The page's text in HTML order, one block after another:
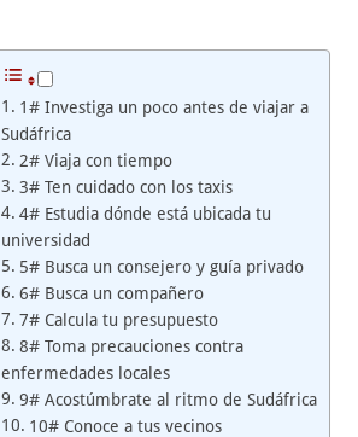
1# Investiga un poco antes de viajar a
Sudáfrica
2# Viaja con tiempo
3# Ten cuidado con los taxis
4# Estudia dónde está ubicada tu
universidad
5# Busca un consejero y guía privado
6# Busca un compañero
7# Calcula tu presupuesto
8# Toma precauciones contra
enfermedades locales
9# Acostúmbrate al ritmo de Sudáfrica
10# Conoce a tus vecinos